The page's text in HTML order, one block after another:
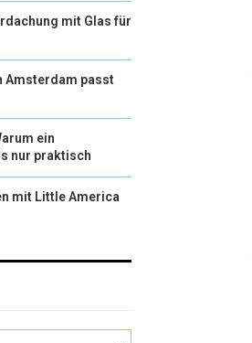
mit Glas für
Amsterdam passt
ein
nur praktisch
mit Little America